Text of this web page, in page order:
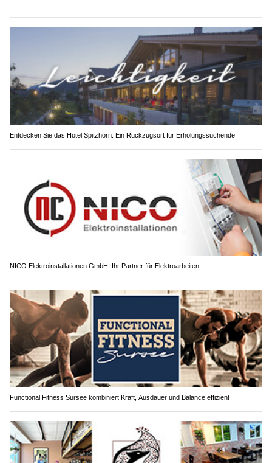
Entdecken Sie das Hotel Spitzhorn: Ein Rückzugsort für Erholungssuchende
NICO Elektroinstallationen GmbH: Ihr Partner für Elektroarbeiten
Functional Fitness Sursee kombiniert Kraft, Ausdauer und Balance effizient